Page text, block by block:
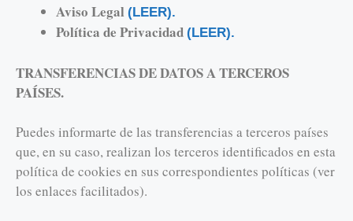
Aviso Legal (LEER).
Política de Privacidad (LEER).
TRANSFERENCIAS DE DATOS A TERCEROS
PAÍSES.
Puedes informarte de las transferencias a terceros países
que, en su caso, realizan los terceros identificados en esta
política de cookies en sus correspondientes políticas (ver
los enlaces facilitados).